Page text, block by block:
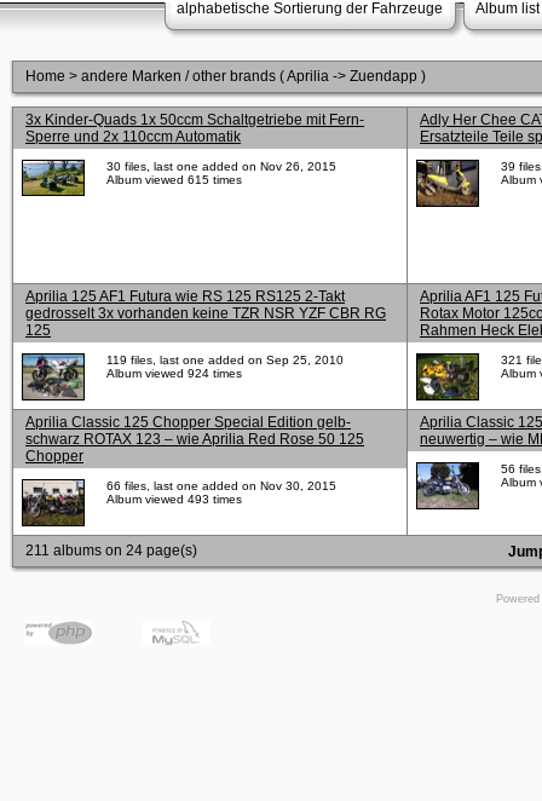
alphabetische Sortierung der Fahrzeuge Album list
Home > andere Marken / other brands ( Aprilia -> Zuendapp )
3x Kinder-Quads 1x 50ccm Schaltgetriebe mit Fern-
Sperre und 2x 110ccm Automatik
30 files, last one added on Nov 26, 2015
Album viewed 615 times
Adly Her Chee
Ersatzteile Teile
39
Album
Aprilia 125 AF1 Futura wie RS 125 RS125 2-Takt
gedrosselt 3x vorhanden keine TZR NSR YZF CBR RG
125
119 files, last one added on Sep 25, 2010
Album viewed 924 times
Aprilia AF1 125
Rotax Motor
Rahmen Heck
321
Album
Aprilia Classic 125 Chopper Special Edition gelb-
schwarz ROTAX 123 – wie Aprilia Red Rose 50 125
Chopper
66 files, last one added on Nov 30, 2015
Album viewed 493 times
Aprilia Classic
neuwertig – wie
56
Album
211 albums on 24 page(s)